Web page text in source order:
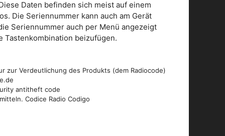
Daten befinden sich meist auf einem
Die Seriennummer kann auch am Gerät
Seriennummer auch per Menü angezeigt
Tastenkombination beizufügen.
zur Verdeutlichung des Produkts (dem Radiocode)
antitheft code
Codice Radio Codigo